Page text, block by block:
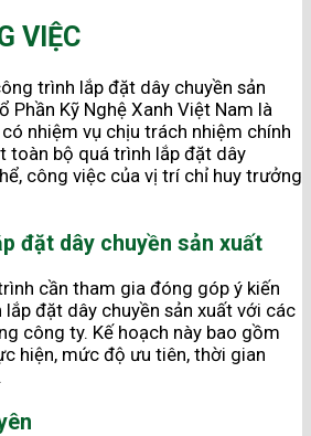
VIỆC
trình lắp đặt dây chuyền sản
Phần Kỹ Nghệ Xanh Việt Nam là
nhiệm vụ chịu trách nhiệm chính
toàn bộ quá trình lắp đặt dây
công việc của vị trí chỉ huy trưởng
đặt dây chuyền sản xuất
cần tham gia đóng góp ý kiến
đặt dây chuyền sản xuất với các
công ty. Kế hoạch này bao gồm
hiện, mức độ ưu tiên, thời gian